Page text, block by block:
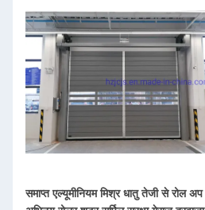
समाप्त एल्यूमीनियम मिश्र धातु तेजी से रोल अप